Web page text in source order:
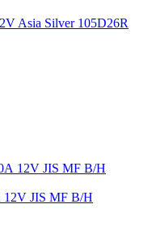
Asia Silver 105D26R
JIS MF B/H